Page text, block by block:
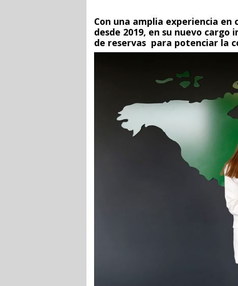
Con una amplia experiencia
desde 2019, en su nuevo
de reservas para potenciar la